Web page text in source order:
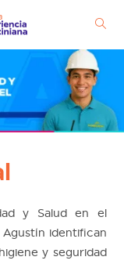
y Salud en el
identifican
y seguridad